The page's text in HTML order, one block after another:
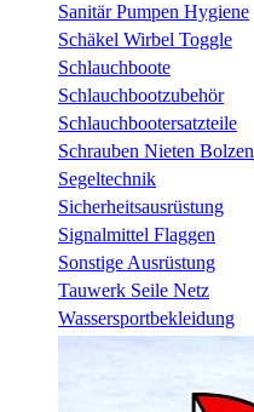
Sanitär Pumpen Hygiene
Schäkel Wirbel Toggle
Schlauchboote
Schlauchbootzubehör
Schlauchbootersatzteile
Schrauben Nieten Bolzen
Segeltechnik
Sicherheitsausrüstung
Signalmittel Flaggen
Sonstige Ausrüstung
Tauwerk Seile Netz
Wassersportbekleidung